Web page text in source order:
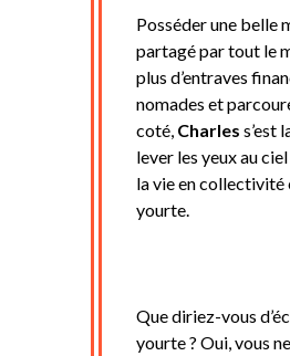
Posséder une belle
partagé par tout le
plus d’entraves
nomades et
coté, Charles s’est
lever les yeux au
la vie en collectivité
yourte.
Que diriez-vous
yourte ? Oui, vous